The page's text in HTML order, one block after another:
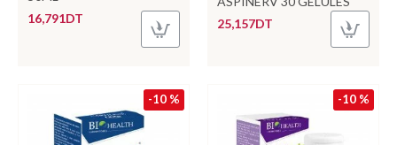
16,791DT
25,157DT
-10 % -10 %